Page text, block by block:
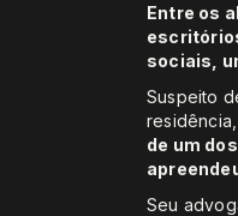
Entre os
sociais,
Suspeito
de um
Seu